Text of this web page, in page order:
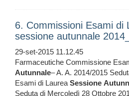
6. Commissioni Esami di
sessione autunnale
29-set-2015 11.12.45
Farmaceutiche Commissione
Autunnale– A. A. 2014/2015
Esami di LaureaSessione
Seduta di Mercoledì 28 Ottobre